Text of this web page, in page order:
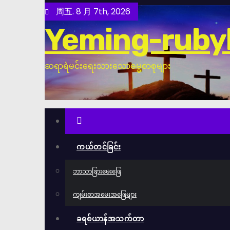
跳
至
内
容
周五. 8 月 7th, 2026
Yeming-
ဆရာရဲမင်းရေးသားသောဓမ္မစာစုများ
ကယ်တင်ခြင်း
ဘာသာခြားမေးဖြေ
ကျမ်းစာအမေးအဖြေများ
ခရစ်ယာန်အသက်တာ